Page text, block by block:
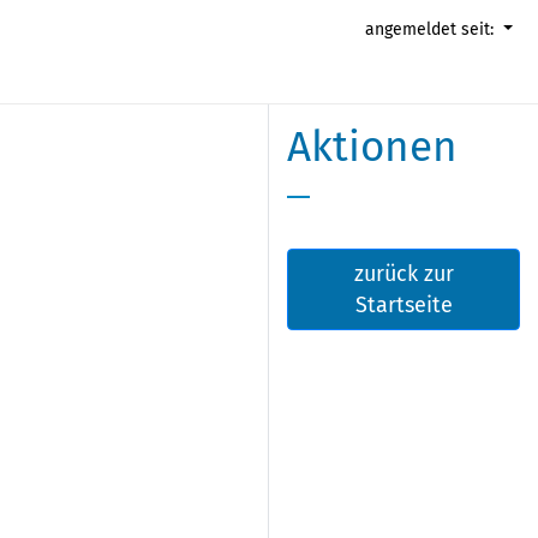
angemeldet seit:
Aktionen
zurück zur
Startseite